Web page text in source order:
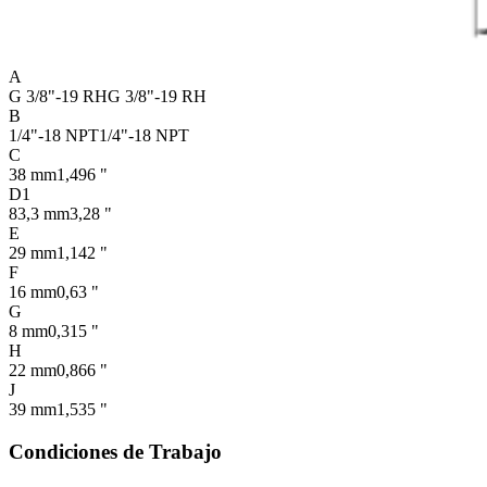
A
G 3/8"-19 RHG 3/8"-19 RH
B
1/4"-18 NPT1/4"-18 NPT
C
38 mm1,496 "
D1
83,3 mm3,28 "
E
29 mm1,142 "
F
16 mm0,63 "
G
8 mm0,315 "
H
22 mm0,866 "
J
39 mm1,535 "
Condiciones de Trabajo